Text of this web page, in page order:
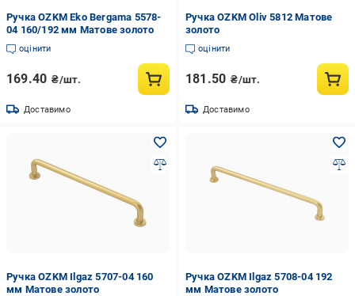
Ручка OZKM Eko Bergama 5578-
04 160/192 мм Матове золото
оцінити
169.40 ₴/шт.
Доставимо
Ручка OZKM Oliv 5812 Матове
золото
оцінити
181.50 ₴/шт.
Доставимо
Ручка OZKM Ilgaz 5707-04 160
мм Матове золото
Ручка OZKM Ilgaz 5708-04 192
мм Матове золото